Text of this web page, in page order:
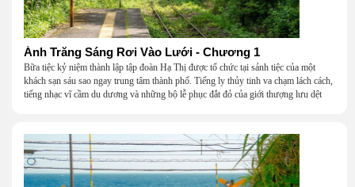
Ánh Trăng Sáng Rơi Vào Lưới - Chương 1
Bữa tiệc kỷ niệm thành lập tập đoàn Hạ Thị được tổ chức tại sảnh tiệc của một
khách sạn sáu sao ngay trung tâm thành phố. Tiếng ly thủy tinh va chạm lách cách,
tiếng nhạc vĩ cầm du dương và những bộ lễ phục đắt đỏ của giới thượng lưu dệt